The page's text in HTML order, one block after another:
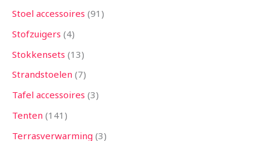
Stoel accessoires 91
Stofzuigers 4
Stokkensets 13
Strandstoelen 7
Tafel accessoires 3
Tenten 141
Terrasverwarming 3